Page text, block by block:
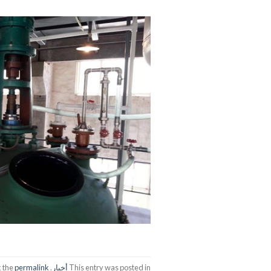
This entry was posted in أخبار . Bookmark the
permalink